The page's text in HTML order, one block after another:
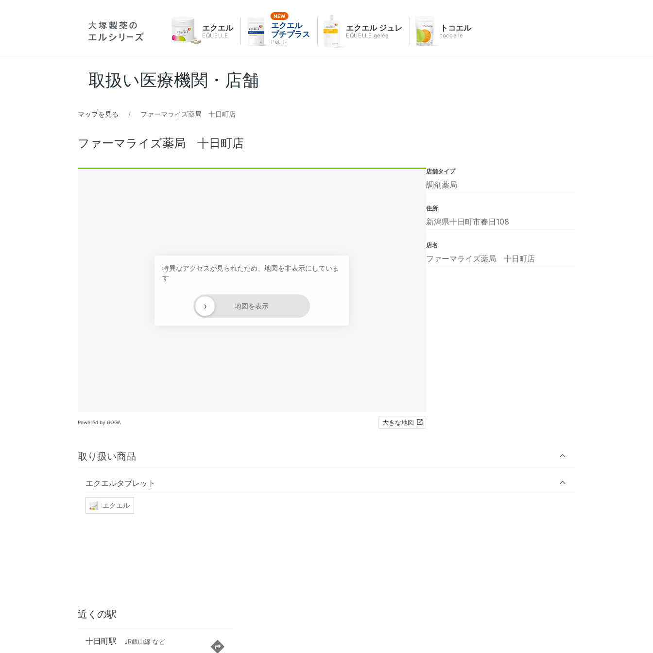
エクエル
EQUELLE
エクエル
プチプラス
Petit+
エクエル ジュレ
EQUELLE gelée
トコエル
tocoelle
取扱い医療機関・店舗
マップを見る ファーマライズ薬局 十日町店
ファーマライズ薬局 十日町店
特異なアクセスが見られたため、地図を非表示にしていま
す
地図を表示
›
Powered by GOGA 大きな地図
取り扱い商品
エクエルタブレット
エクエル
店舗タイプ
調剤薬局
住所
新潟県十日町市春日108
店名
ファーマライズ薬局 十日町店
近くの駅
十日町駅 JR飯山線 など